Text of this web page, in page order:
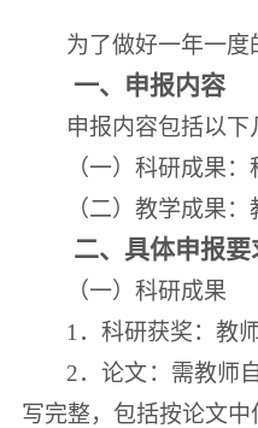
为了做好一年一
一、申报内容
申报内容包括以下
（一）科研成果
（二）教学成果
二、具体申报要
（一）科研成果
1 ．科研获奖：教
2．论文：需教师
写完整，包括按论文